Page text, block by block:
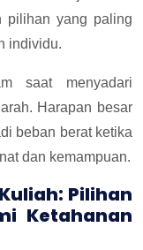
pilihan yang paling
individu.
saat menyadari
Harapan besar
beban berat ketika
dan kemampuan.
Pilihan
Ketahanan